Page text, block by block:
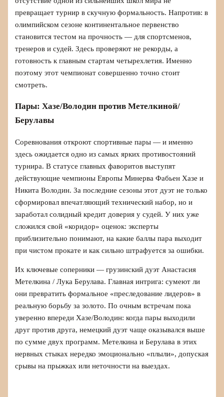
превращает турнир в скучную формальность. Напротив: в
олимпийском сезоне континентальное первенство
становится тестом на прочность — для спортсменов,
тренеров и судей. Здесь проверяют не рекорды, а
готовность к главным стартам четырехлетия. Именно
поэтому этот чемпионат совершенно точно стоит
смотреть.
Пары: Хазе/Володин против Метелкиной/
Берулавы
Соревнования откроют спортивные пары — и именно
здесь ожидается одно из самых ярких противостояний
турнира. В статусе главных фаворитов выступят
действующие чемпионы Европы Минерва Фабьен Хазе и
Никита Володин. За последние сезоны этот дуэт не только
сформировал впечатляющий технический набор, но и
заработал солидный кредит доверия у судей. У них уже
сложился свой «коридор» оценок: эксперты
приблизительно понимают, на какие баллы пара выходит
при чистом прокате и как сильно штрафуется за ошибки.
Их ключевые соперники — грузинский дуэт Анастасия
Метелкина / Лука Берулава. Главная интрига: сумеют ли
они превратить формальное «преследование лидеров» в
реальную борьбу за золото. По очным встречам пока
уверенно впереди Хазе/Володин: когда пары выходили
друг против друга, немецкий дуэт чаще оказывался выше
по сумме двух программ. Метелкина и Берулава в этих
нервных стыках нередко эмоционально «плыли», допуская
срывы на прыжках или неточности на выездах.